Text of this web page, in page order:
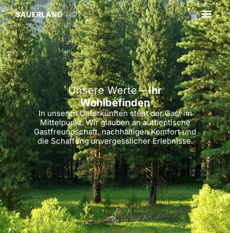
Unsere Werte –Ihr
Wohlbefinden
In unseren Unterkünften steht der Gast im
Mittelpunkt. Wir glauben an authentische
Gastfreundschaft, nachhaltigen Komfort und
die Schaffung unvergesslicher Erlebnisse.